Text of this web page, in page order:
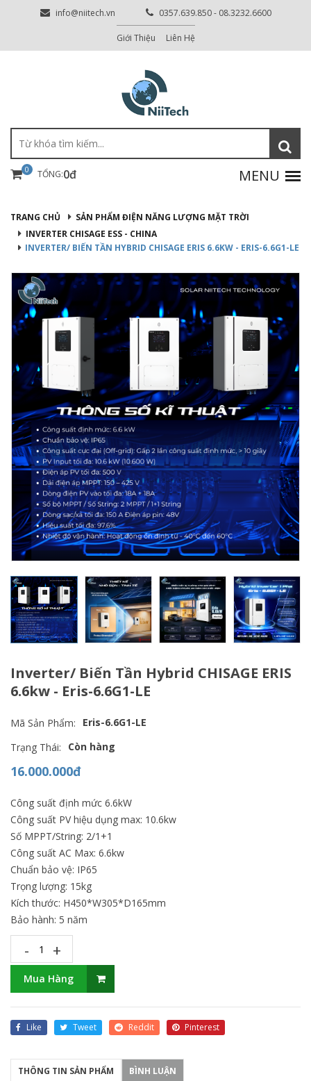
info@niitech.vn 0357.639.850 - 08.3232.6600
Giới Thiệu Liên Hệ
0 TỔNG:0đ
TRANG CHỦ
SẢN PHẨM ĐIỆN NĂNG LƯỢNG MẶT TRỜI
INVERTER CHISAGE ESS - CHINA
INVERTER/ BIẾN TẦN HYBRID CHISAGE ERIS 6.6KW - ERIS-6.6G1-LE
Inverter/ Biến Tần Hybrid CHISAGE ERIS
6.6kw - Eris-6.6G1-LE
Mã Sản Phẩm:
Eris-6.6G1-LE
Trạng Thái:
Còn hàng
16.000.000đ
Công suất định mức 6.6kW
Công suất PV hiệu dụng max: 10.6kw
Số MPPT/String: 2/1+1
Công suất AC Max: 6.6kw
Chuẩn bảo vệ: IP65
Trọng lượng: 15kg
Kích thước: H450*W305*D165mm
Bảo hành: 5 năm
- +
Mua Hàng
Like Tweet Reddit Pinterest
THÔNG TIN SẢN PHẨM BÌNH LUẬN